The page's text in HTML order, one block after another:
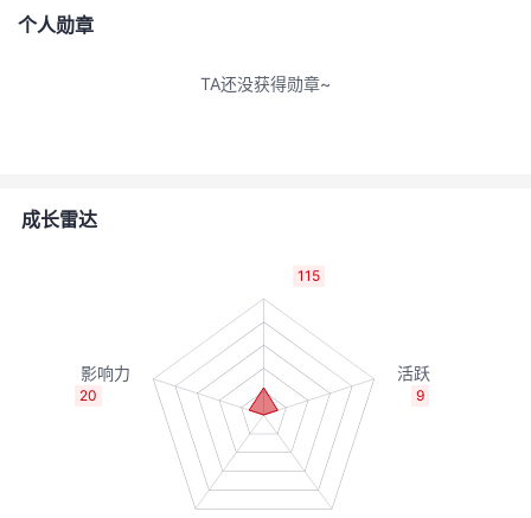
者
我
发
Programs
的
个人勋章
TA还没获得勋章~
成长雷达
115
9
20